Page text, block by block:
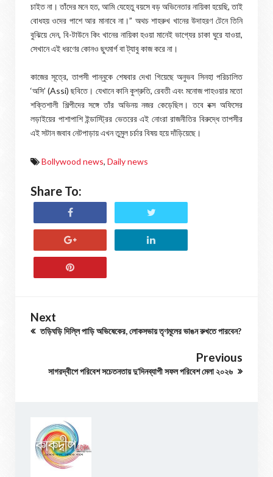
চাইত না। তাঁদের মনে হত, আমি যেহেতু বয়সে বড় অভিনেতার নায়িকা হয়েছি, তাই
বোধহয় ওদের পাশে আর মানাবে না।” অথচ শাহরুখ খানের উদাহরণ টেনে তিনি
বুঝিয়ে দেন, বি-টাউনে কিং খানের নায়িকা হওয়া মানেই ভাগ্যের চাকা ঘুরে যাওয়া,
সেখানে এই ধরণের কোনও ছুৎমার্গ বা ট্যাবু কাজ করে না।
কাজের সূত্রে, তাপসী পান্নুকে শেষবার দেখা গিয়েছে অনুভব সিনহা পরিচালিত
‘অসি’ (Assi) ছবিতে। যেখানে কানি কুশ্রুতি, রেবতী এবং মনোজ পাহওয়ার মতো
শক্তিশালী শিল্পীদের সঙ্গে তাঁর অভিনয় নজর কেড়েছিল। তবে বক্স অফিসের
লড়াইয়ের পাশাপাশি ইন্ডাস্ট্রির ভেতরের এই নোংরা রাজনীতির বিরুদ্ধে তাপসীর
এই সটান জবাব নেটপাড়ায় এখন তুমুল চর্চার বিষয় হয়ে দাঁড়িয়েছে।
Bollywood news, Daily news
Share To:
Next
তড়িঘড়ি দিল্লি পাড়ি অভিষেকের, লোকসভায় তৃণমূলের ভাঙন রুখতে পারবেন?
Previous
সাগরদ্বীপে পরিবেশ সচেতনতায় দু’দিনব্যাপী সফল পরিবেশ মেলা ২০২৬